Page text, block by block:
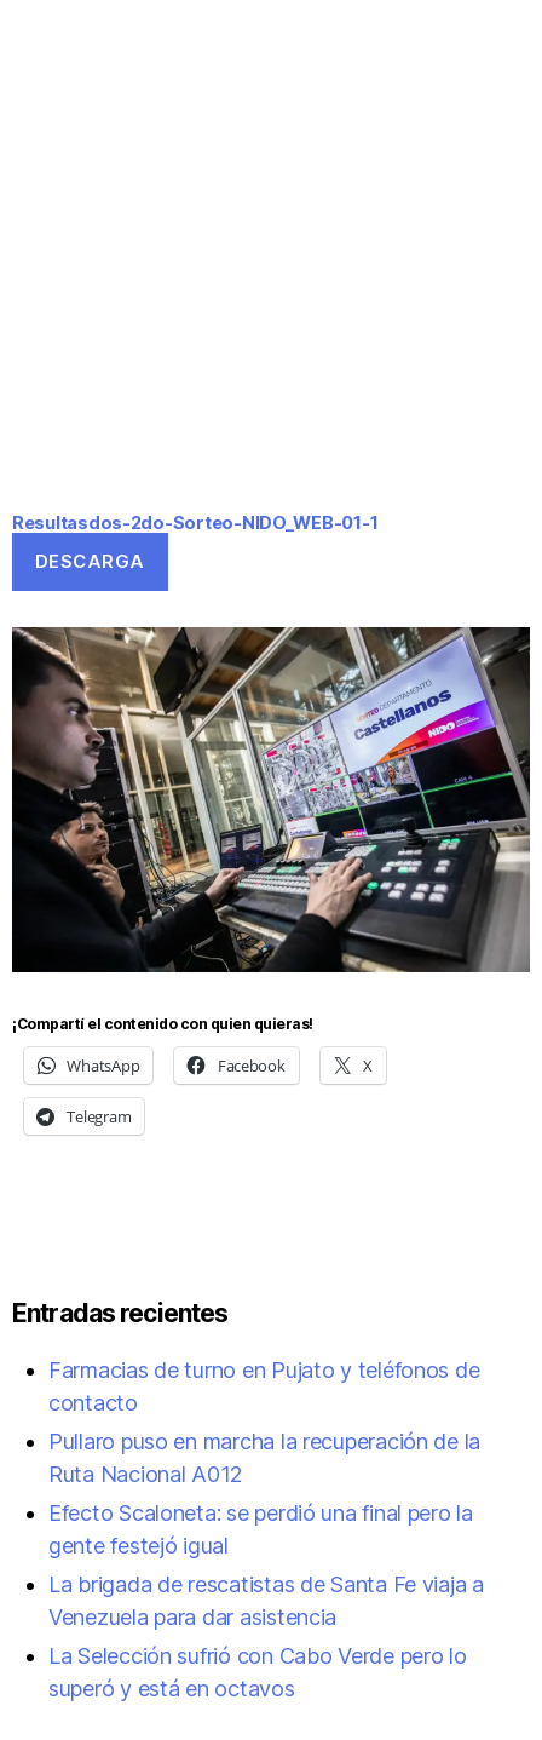
Resultasdos-2do-Sorteo-NIDO_WEB-01-1
DESCARGA
¡Compartí el contenido con quien quieras!
WhatsApp Facebook X
Telegram
Entradas recientes
Farmacias de turno en Pujato y teléfonos de
contacto
Pullaro puso en marcha la recuperación de la
Ruta Nacional A012
Efecto Scaloneta: se perdió una final pero la
gente festejó igual
La brigada de rescatistas de Santa Fe viaja a
Venezuela para dar asistencia
La Selección sufrió con Cabo Verde pero lo
superó y está en octavos